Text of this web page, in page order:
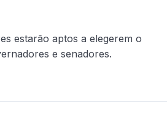
estarão aptos a elegerem o
e senadores.